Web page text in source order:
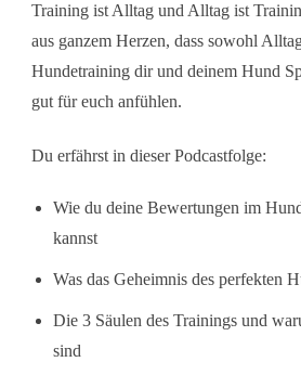
Training ist Alltag und Alltag ist
aus ganzem Herzen, dass sowohl
Hundetraining dir und deinem Hund
gut für euch anfühlen.
Du erfährst in dieser Podcastfolge:
Wie du deine Bewertungen im
kannst
Was das Geheimnis des perfekten
Die 3 Säulen des Trainings und
sind